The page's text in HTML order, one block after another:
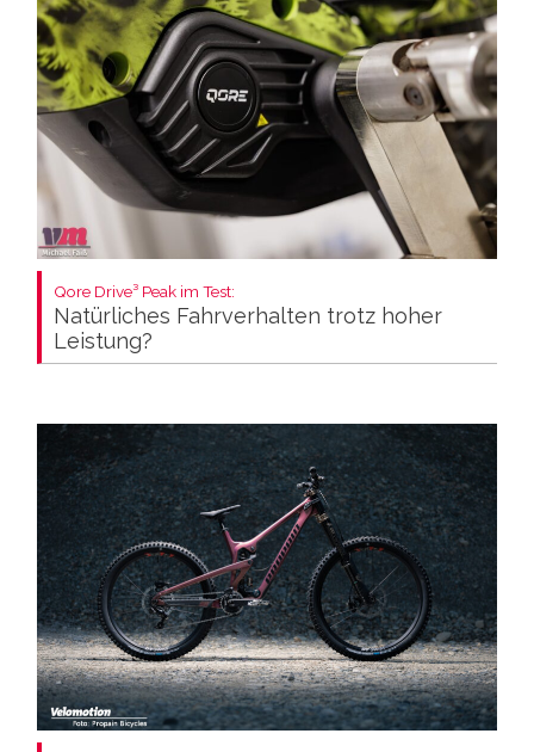
Qore Drive³ Peak im Test:
Natürliches Fahrverhalten trotz hoher
Leistung?